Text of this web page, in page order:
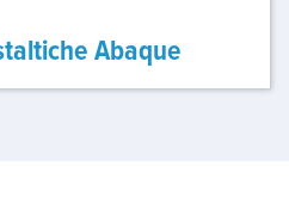
Abaque